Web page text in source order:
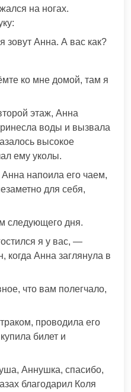
на ногах.
Анна. А вас как?
ко мне домой, там я
этаж, Анна
воды и вызвала
высокое
ему уколы.
напоила его чаем,
для себя,
следующего дня.
я у вас, —
Анна заглянула в
что вам полегчало,
проводила его
билет и
Аннушка, спасибо,
благодарил Коля